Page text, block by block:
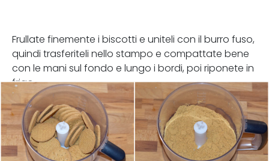
Frullate finemente i biscotti e uniteli con il burro fuso,
quindi trasferiteli nello stampo e compattate bene
con le mani sul fondo e lungo i bordi, poi riponete in
frigo.